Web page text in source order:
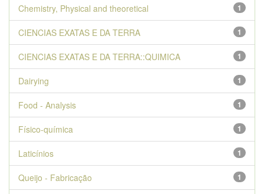
1
Chemistry, Physical and theoretical
1
CIENCIAS EXATAS E DA TERRA
1
CIENCIAS EXATAS E DA TERRA::QUIMICA
1
Dairying
1
Food - Analysis
1
Físico-química
1
Laticínios
1
Queijo - Fabricação